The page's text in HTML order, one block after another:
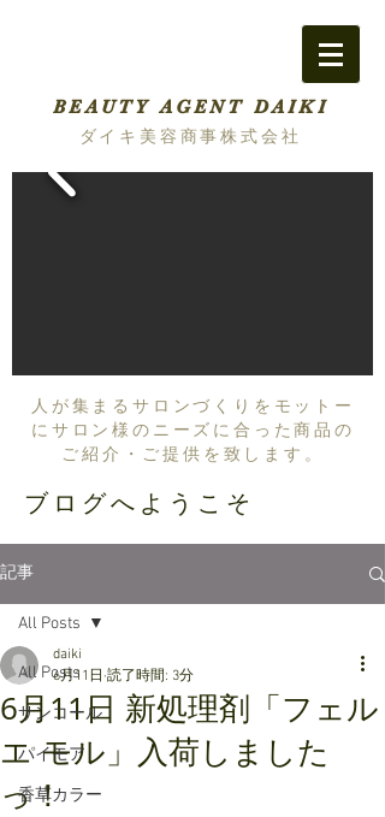
BEAUTY AGENT DAIKI
ダイキ美容商事株式会社
人が集まるサロンづくりをモットー
にサロン様のニーズに合った商品の
ご紹介・ご提供を致します。
ブログへようこそ
記事
All Posts
サンコール
パイモア
香草カラー
All Posts
6月11日 新処理剤「フェル
エ モル」入荷しました
っ！
daiki
6月11日 読了時間: 3分